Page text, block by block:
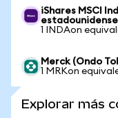
iShares MSCI
estadounidense
1 INDAon
Merck (Ondo
1 MRKon
Explorar más